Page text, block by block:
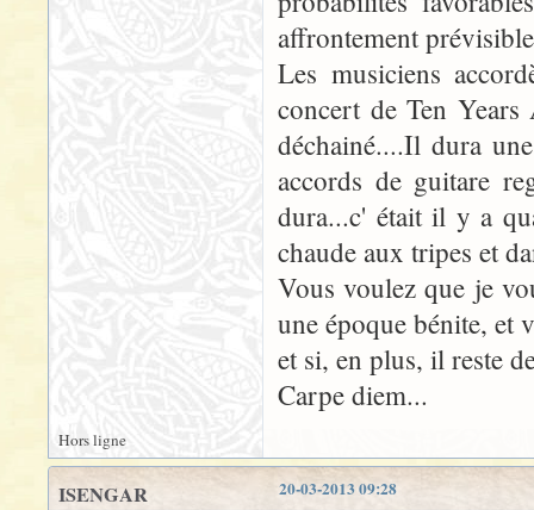
affrontement
Les musiciens
concert de Ten
déchainé....Il dura
accords de guitare
dura...c' était il y a
chaude aux tripes et
Vous voulez que je
une époque bénite, et
et si, en plus, il reste
Carpe diem...
Hors ligne
20-03-2013 09:28
ISENGAR